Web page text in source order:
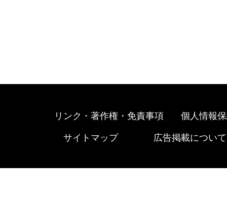
リンク・著作権・免責事項 個人情報
サイトマップ 広告掲載について